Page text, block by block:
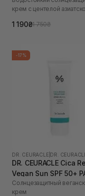
крем с центелой
1 190₴1 750₴
-17%
DR. CEURACLE
DR. CEURACLE Cica
Vegan Sun SPF 50+
для чутливої шкіри
Солнцезащитный
крем